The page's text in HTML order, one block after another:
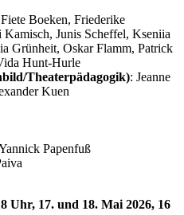
Boeken, Friederike
Junis Scheffel, Kseniia
Grünheit, Oskar Flamm, Patrick
Hunt-Hurle
Theaterpädagogik): Jeanne
Kuen
Papenfuß
Uhr, 17. und 18. Mai 2026, 16